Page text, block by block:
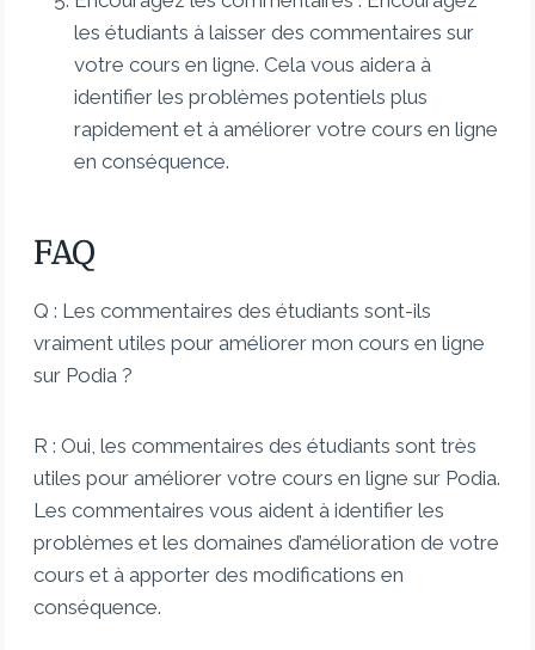
les étudiants à laisser des commentaires sur
votre cours en ligne. Cela vous aidera à
identifier les problèmes potentiels plus
rapidement et à améliorer votre cours en ligne
en conséquence.
FAQ
Q : Les commentaires des étudiants sont-ils
vraiment utiles pour améliorer mon cours en ligne
sur Podia ?
R : Oui, les commentaires des étudiants sont très
utiles pour améliorer votre cours en ligne sur Podia.
Les commentaires vous aident à identifier les
problèmes et les domaines d’amélioration de votre
cours et à apporter des modifications en
conséquence.